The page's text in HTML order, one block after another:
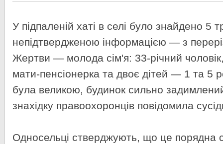
У підпаленій хаті в селі було знайдено 5
непідтвердженою інформацією — з
Жертви — молода сім'я: 33-річний
мати-пенсіонерка та двоє дітей — 1 та 5
була великою, будинок сильно
знахідку правоохоронців повідомила
Односельці стверджують, що це порядна